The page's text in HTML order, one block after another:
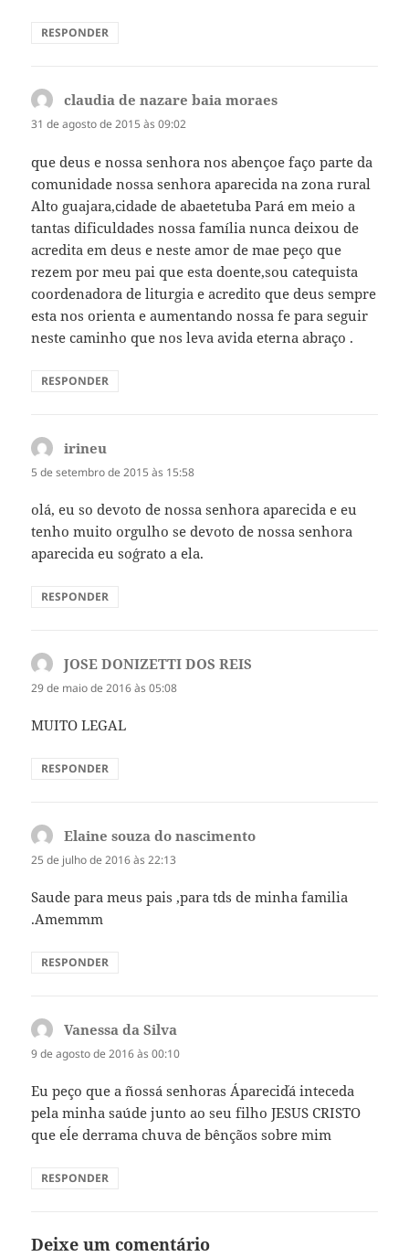
RESPONDER
claudia de nazare baia moraes
31 de agosto de 2015 às 09:02
que deus e nossa senhora nos abençoe faço parte da
comunidade nossa senhora aparecida na zona rural
Alto guajara,cidade de abaetetuba Pará em meio a
tantas dificuldades nossa família nunca deixou de
acredita em deus e neste amor de mae peço que
rezem por meu pai que esta doente,sou catequista
coordenadora de liturgia e acredito que deus sempre
esta nos orienta e aumentando nossa fe para seguir
neste caminho que nos leva avida eterna abraço .
RESPONDER
irineu
5 de setembro de 2015 às 15:58
olá, eu so devoto de nossa senhora aparecida e eu
tenho muito orgulho se devoto de nossa senhora
aparecida eu so´grato a ela.
RESPONDER
JOSE DONIZETTI DOS REIS
29 de maio de 2016 às 05:08
MUITO LEGAL
RESPONDER
Elaine souza do nascimento
25 de julho de 2016 às 22:13
Saude para meus pais ,para tds de minha familia
.Amemmm
RESPONDER
Vanessa da Silva
9 de agosto de 2016 às 00:10
Eu peço que a ñossá senhoras Ápareciďá inteceda
pela minha saúde junto ao seu filho JESUS CRISTO
que eĺe derrama chuva de bênçãos sobre mim
RESPONDER
Deixe um comentário